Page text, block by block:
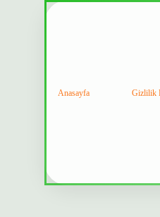
Anasayfa Gizlilik